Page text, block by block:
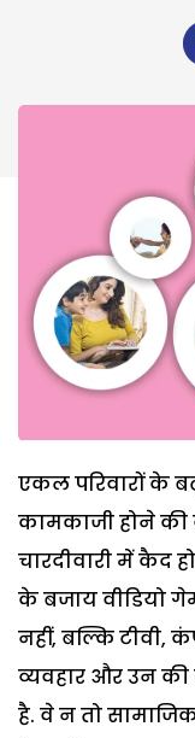
एकल परिवारों के
कामकाजी होने
चारदीवारी में कैद
के बजाय वीडियो
नहीं, बल्कि टीवी,
व्यवहार और उन की
है. वे न तो